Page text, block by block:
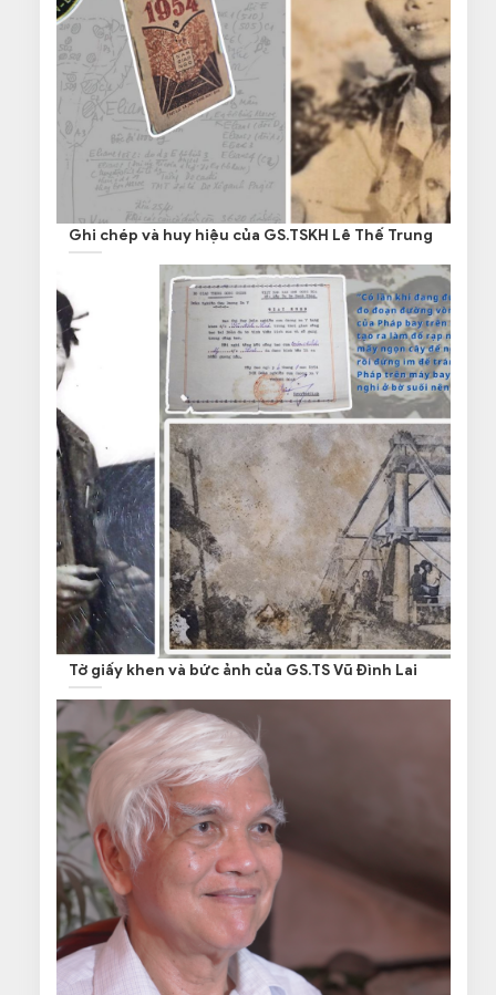
Ghi chép và huy hiệu của GS.TSKH Lê Thế Trung
Tờ giấy khen và bức ảnh của GS.TS Vũ Đình Lai